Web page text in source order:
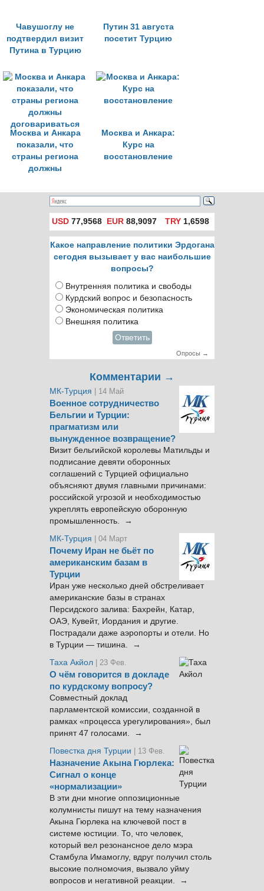
Чавушоглу не
подтвердил визит
Путина в Турцию
Путин 31 августа
посетит Турцию
Москва и Анкара
показали, что
страны региона
должны
Москва и Анкара:
Курс на
восстановление
USD 77,9568 EUR 88,9097 TRY1,6598
Какое направление политики Эрдогана
сегодня вызывает у вас наибольшие
вопросы?
Внутренняя политика и свободы
Курдский вопрос и безопасность
Экономическая политика
Внешняя политика
Ответить
Опросы →
Комментарии →
МК-Турция | 14 Май
Военное сотрудничество
Бельгии и Турции:
прагматизм или
вынужденное возвращение?
Визит бельгийской королевы Матильды и
подписание девяти оборонных
соглашений с Турцией официально
объясняют двумя главными причинами:
российской угрозой и необходимостью
укреплять европейскую оборонную
промышленность. →
МК-Турция
| 04 Март
Почему Иран не бьёт по
американским базам в
Турции
Иран уже несколько дней обстреливает
американские базы в странах
Персидского залива: Бахрейн, Катар,
ОАЭ, Кувейт, Иордания и другие.
Пострадали даже аэропорты и отели. Но
в Турции — тишина. →
Таха Акйол | 23 Фев.
О чём говорится в докладе
по курдскому вопросу?
Совместный доклад
парламентской комиссии, созданной в
рамках «процесса урегулирования», был
принят 47 голосами. →
Повестка дня Турции
| 13 Фев.
Назначение Акына Гюрлека:
Сигнал о конце
«нормализации»
В эти дни многие оппозиционные
колумнисты пишут на тему назначения
Акына Гюрлека на ключевой пост в
системе юстиции. То, что человек,
который вел резонансное дело мэра
Стамбула Имамоглу, вдруг получил столь
высокие полномочия, вызвало уйму
вопросов и негативной реакции. →